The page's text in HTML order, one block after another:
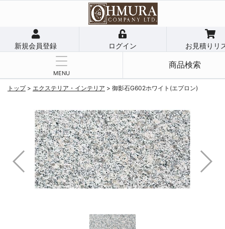
新規会員登録 ログイン お見積りリ
MENU
商品検索
トップ> エクステリア・インテリア > 御影石G602ホワイト(エプロン)